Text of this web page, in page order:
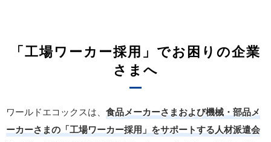
「工場ワーカー採用」でお困りの企業
さまへ
ワールドエコックスは、 食品メーカーさまおよび機械・部品メ
ーカーさまの「工場ワーカー採用」をサポートする人材派遣会